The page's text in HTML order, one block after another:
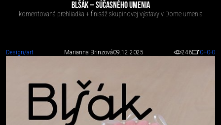
BLŠÁK – SÚČASNÉHO UMENIA
komentovaná prehliadka + finisáž skupinovej výstavy v Dome umenia
Design/art Marianna Brinzová09.12.2025 246 0+0-0